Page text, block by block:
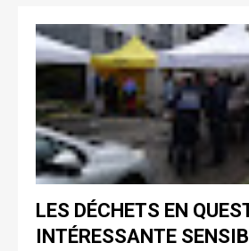
LES DÉCHETS EN
INTÉRESSANTE